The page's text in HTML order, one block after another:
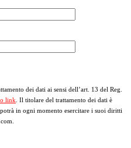
dei dati ai sensi dell’art. 13 del Reg.
link . Il titolare del trattamento dei dati è
in ogni momento esercitare i suoi diritti